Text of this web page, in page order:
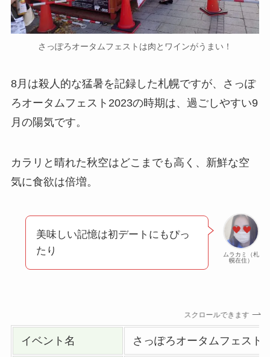
さっぽろオータムフェストは肉とワインがうまい！
8月は殺人的な猛暑を記録した札幌ですが、さっぽ
ろオータムフェスト2023の時期は、過ごしやすい9
月の陽気です。
カラリと晴れた秋空はどこまでも高く、新鮮な空
気に食欲は倍増。
ムラカミ（札
幌在住）
美味しい記憶は初デートにもぴっ
たり
スクロールできます
イベント名 さっぽろオータムフェスト